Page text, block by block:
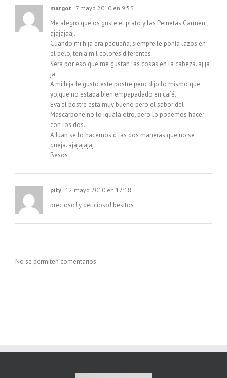
margot 7 mayo 2010 en 9:53
Me alegro que os guste el plato y las Peinetas Carmen,
ajajajaaj.
Cuando mi hija era pequeña, siempre le ponía lazos en
el pelo, tenia mil colores diferentes.
Sera por eso que me gustan las cosas en la cabeza. aj ja
ja
A mi hija le gusto este postre,pero dijo lo mismo que
yo,que no estaba bien empapadado en café.
Eva:el postre esta muy bueno pero el sabor del
Mascarpone no lo iguala otro, pero lo podemos hacer
con los dos.
A Juan se lo hacemos d las dos maneras que no se
queja. ajajajajaj
Besos
pity 12 mayo 2010 en 17:18
precioso! y delicioso! besitos
No se permiten comentarios.